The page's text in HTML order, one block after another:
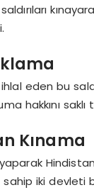
eden bu
hakkını saklı
Kınama
iki devleti